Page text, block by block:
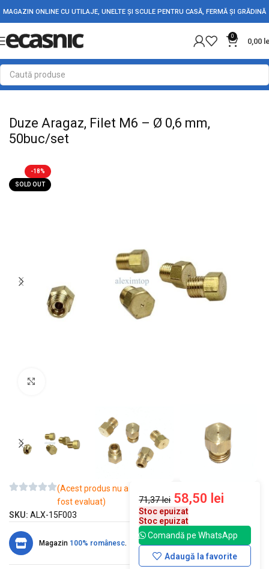
MAGAZIN ONLINE CU UTILAJE, UNELTE ȘI SCULE PENTRU CASĂ, FERMĂ ȘI GRĂDINĂ
0
0,00
Prima pagină Casă Rezistente Electrice
Duze Aragaz, Filet M6 – Ø 0,6 mm,
50buc/set
-18%
SOLD OUT
(Acest produs nu a
fost evaluat)
SKU: ALX-15F003
Magazin 100% românesc.
71,37lei 58,50 lei
Stoc epuizat
Stoc epuizat
Comandă pe WhatsApp
Adaugă la favorite